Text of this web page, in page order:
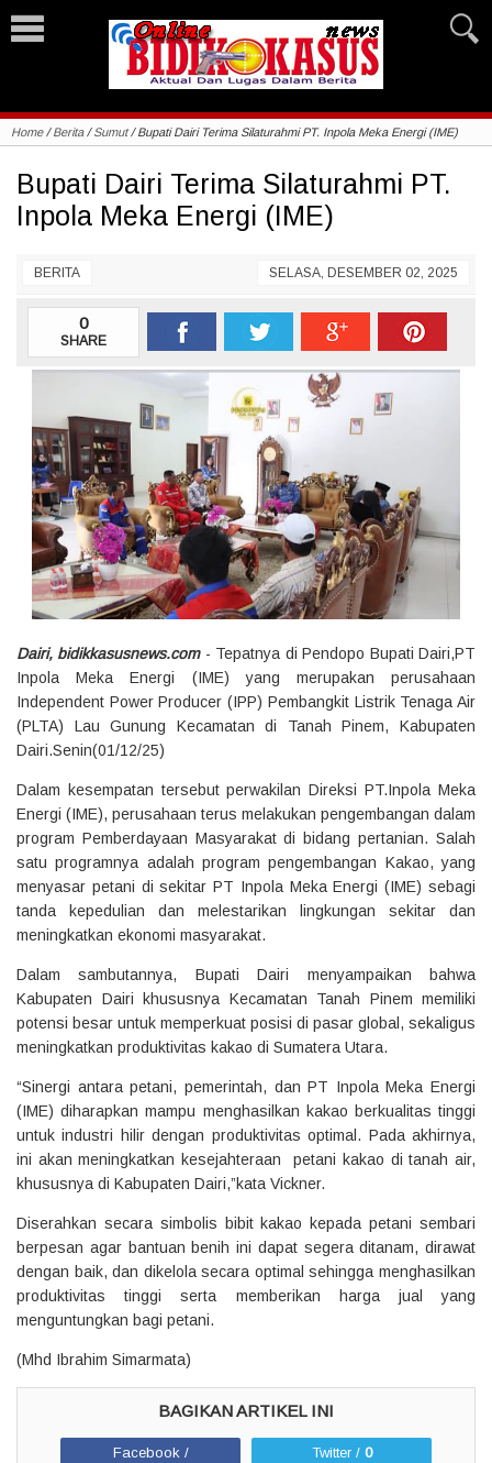
Home/Berita/Sumut/Bupati Dairi Terima Silaturahmi PT. Inpola Meka Energi (IME)
Bupati Dairi Terima Silaturahmi PT.
Inpola Meka Energi (IME)
BERITA SELASA, DESEMBER 02, 2025
0
SHARE
Dairi, bidikkasusnews.com- Tepatnya di Pendopo Bupati Dairi,PT
Inpola Meka Energi (IME) yang merupakan perusahaan
Independent Power Producer (IPP) Pembangkit Listrik Tenaga Air
(PLTA) Lau Gunung Kecamatan di Tanah Pinem, Kabupaten
Dairi.Senin(01/12/25)
Dalam kesempatan tersebut perwakilan Direksi PT.Inpola Meka
Energi (IME), perusahaan terus melakukan pengembangan dalam
program Pemberdayaan Masyarakat di bidang pertanian. Salah
satu programnya adalah program pengembangan Kakao, yang
menyasar petani di sekitar PT Inpola Meka Energi (IME) sebagi
tanda kepedulian dan melestarikan lingkungan sekitar dan
meningkatkan ekonomi masyarakat.
Dalam sambutannya, Bupati Dairi menyampaikan bahwa
Kabupaten Dairi khususnya Kecamatan Tanah Pinem memiliki
potensi besar untuk memperkuat posisi di pasar global, sekaligus
meningkatkan produktivitas kakao di Sumatera Utara.
“Sinergi antara petani, pemerintah, dan PT Inpola Meka Energi
(IME) diharapkan mampu menghasilkan kakao berkualitas tinggi
untuk industri hilir dengan produktivitas optimal. Pada akhirnya,
ini akan meningkatkan kesejahteraan petani kakao di tanah air,
khususnya di Kabupaten Dairi,”kata Vickner.
Diserahkan secara simbolis bibit kakao kepada petani sembari
berpesan agar bantuan benih ini dapat segera ditanam, dirawat
dengan baik, dan dikelola secara optimal sehingga menghasilkan
produktivitas tinggi serta memberikan harga jual yang
menguntungkan bagi petani.
(Mhd Ibrahim Simarmata)
Facebook / Twitter / 0